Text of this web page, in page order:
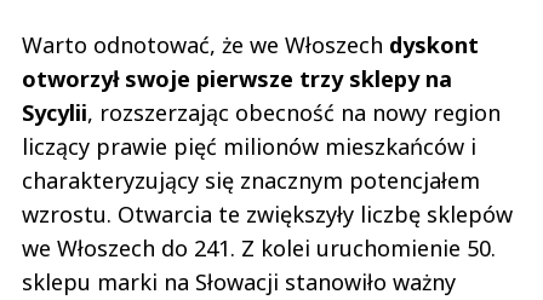
Warto odnotować, że we Włoszech dyskont
otworzył swoje pierwsze trzy sklepy na
Sycylii, rozszerzając obecność na nowy region
liczący prawie pięć milionów mieszkańców i
charakteryzujący się znacznym potencjałem
wzrostu. Otwarcia te zwiększyły liczbę sklepów
we Włoszech do 241. Z kolei uruchomienie 50.
sklepu marki na Słowacji stanowiło ważny